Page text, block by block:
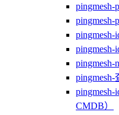
pingmesh-
pingmesh-
CMDB）